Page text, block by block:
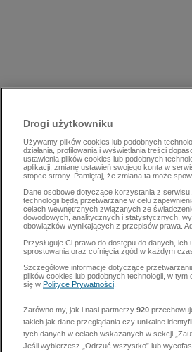
Drogi użytkowniku
Używamy plików cookies lub podobnych
działania, profilowania i wyświetlania treści
ustawienia plików cookies lub podobnych
aplikacji, zmianę ustawień swojego konta w
stopce strony. Pamiętaj, że zmiana ta może
Dane osobowe dotyczące korzystania z
technologii będą przetwarzane w celu
celach wewnętrznych związanych ze
dowodowych, analitycznych i statystycznych,
obowiązków wynikających z przepisów prawa.
Przysługuje Ci prawo do dostępu do danych,
sprostowania oraz cofnięcia zgód w każdym
Szczegółowe informacje dotyczące
plików cookies lub podobnych technologii, w
się w Polityce Prywatności
Zarówno my, jak i nasi partnerzy 920
takich jak dane przeglądania czy unikalne
tych danych w celach wskazanych w sekcji
Jeśli wybierzesz „Odrzuć wszystko” lub